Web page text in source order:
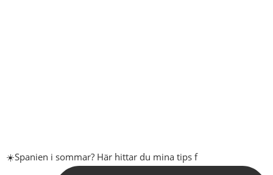
☀️Spanien i sommar? Här hittar du mina tips f